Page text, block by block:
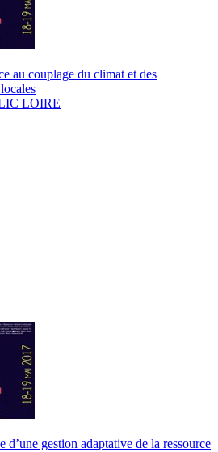
au couplage du climat et des
LOIRE
d’une gestion adaptative de la ressource